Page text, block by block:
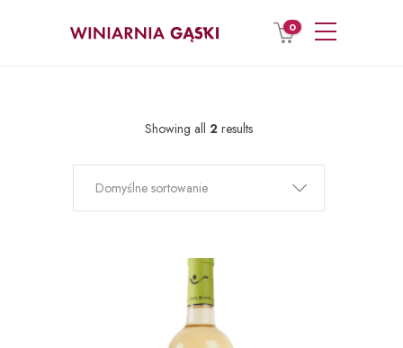
0
Showing all 2 results
Domyślne sortowanie